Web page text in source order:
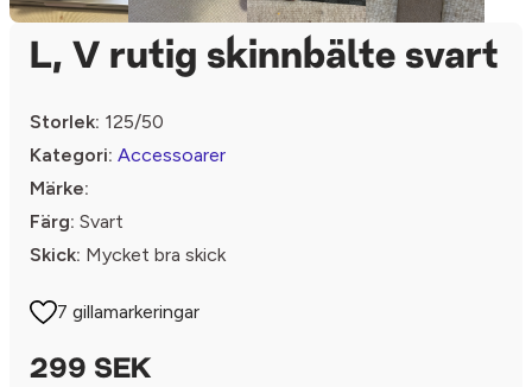
L, V rutig skinnbälte svart
Storlek: 125/50
Kategori: Accessoarer
Märke:
Färg: Svart
Skick: Mycket bra skick
7 gillamarkeringar
299 SEK